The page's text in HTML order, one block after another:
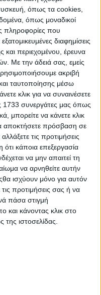
όπως τα cookies,
όπως μοναδικοί
πληροφορίες που
διαφημίσεις
και περιεχομένου, έρευνα
Με την άδειά σας, εμείς
ακριβή
ταυτοποίησης μέσω
κλικ για να συναινέσετε
1733 συνεργάτες μας όπως
μπορείτε να κάνετε κλικ
αποκτήσετε πρόσβαση σε
τις προτιμήσεις
κάποια επεξεργασία
να μην απαιτεί τη
να αρνηθείτε αυτήν
ισχύουν μόνο για αυτόν
προτιμήσεις σας ή να
πάσα στιγμή
και κάνοντας κλικ στο
ιστοσελίδας.
αναγνωρίσιμο ήχο, ο
μέρος της
Audi με
στον πλήρως
το RS Sport
ακόμη περισσότερο
ηχομόνωση στο
επιτρέπει στον
καμπίνα.